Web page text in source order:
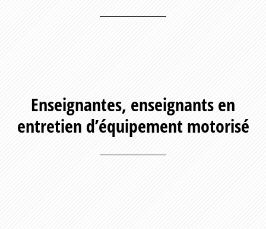
Enseignantes, enseignants en
entretien d’équipement motorisé